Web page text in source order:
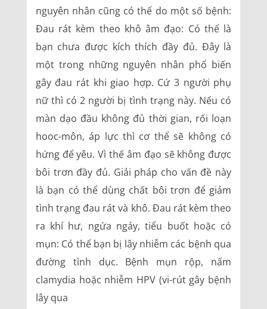
nguyên nhân cũng có thể do một số bệnh:
Đau rát kèm theo khô âm đạo: Có thể là
bạn chưa được kích thích đầy đủ. Đây là
một trong những nguyên nhân phổ biến
gây đau rát khi giao hợp. Cứ 3 người phụ
nữ thì có 2 người bị tình trạng này. Nếu có
màn dạo đầu không đủ thời gian, rối loạn
hooc-môn, áp lực thì cơ thể sẽ không có
hứng để yêu. Vì thế âm đạo sẽ không được
bôi trơn đầy đủ. Giải pháp cho vấn đề này
là bạn có thể dùng chất bôi trơn để giảm
tình trạng đau rát và khô. Đau rát kèm theo
ra khí hư, ngứa ngáy, tiểu buốt hoặc có
mụn: Có thể bạn bị lây nhiễm các bệnh qua
đường tình dục. Bệnh mụn rộp, nấm
clamydia hoặc nhiễm HPV (vi-rút gây bệnh
lây qua